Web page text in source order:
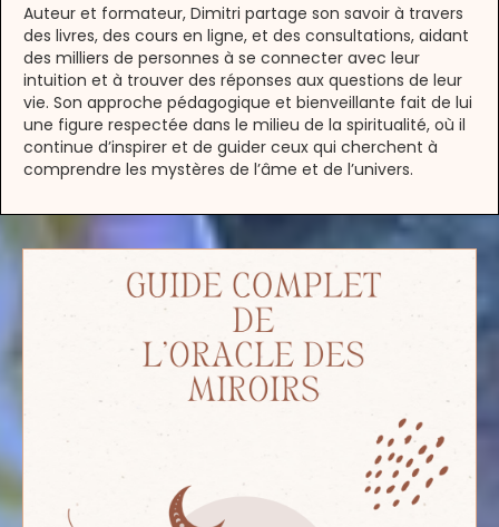
Auteur et formateur, Dimitri partage son savoir à travers
des livres, des cours en ligne, et des consultations, aidant
des milliers de personnes à se connecter avec leur
intuition et à trouver des réponses aux questions de leur
vie. Son approche pédagogique et bienveillante fait de lui
une figure respectée dans le milieu de la spiritualité, où il
continue d’inspirer et de guider ceux qui cherchent à
comprendre les mystères de l’âme et de l’univers.